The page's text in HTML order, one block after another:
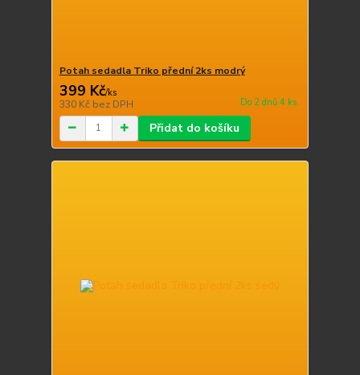
Potah sedadla Triko přední 2ks modrý
399 Kč/ks
330 Kč bez DPH Do 2 dnů 4 ks
Přidat do košíku